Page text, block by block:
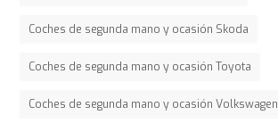
Coches de segunda mano y ocasión Skoda
Coches de segunda mano y ocasión Toyota
Coches de segunda mano y ocasión Volkswagen